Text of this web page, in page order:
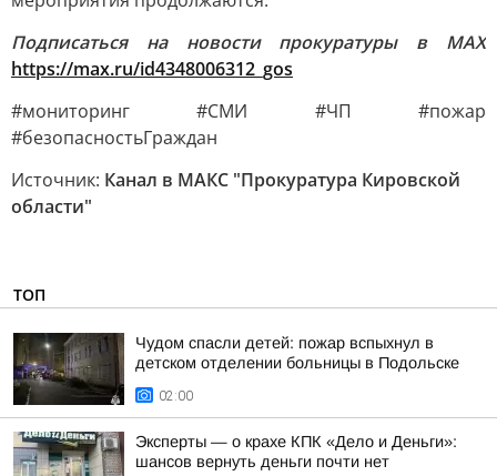
Подписаться на новости прокуратуры в МАХ
https://max.ru/id4348006312_gos
#мониторинг #СМИ #ЧП #пожар
#безопасностьГраждан
Источник: Канал в МАКС "Прокуратура Кировской
области"
ТОП
Чудом спасли детей: пожар вспыхнул в
детском отделении больницы в Подольске
02:00
Эксперты — о крахе КПК «Дело и Деньги»:
шансов вернуть деньги почти нет